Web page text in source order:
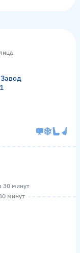
30 минут
минут